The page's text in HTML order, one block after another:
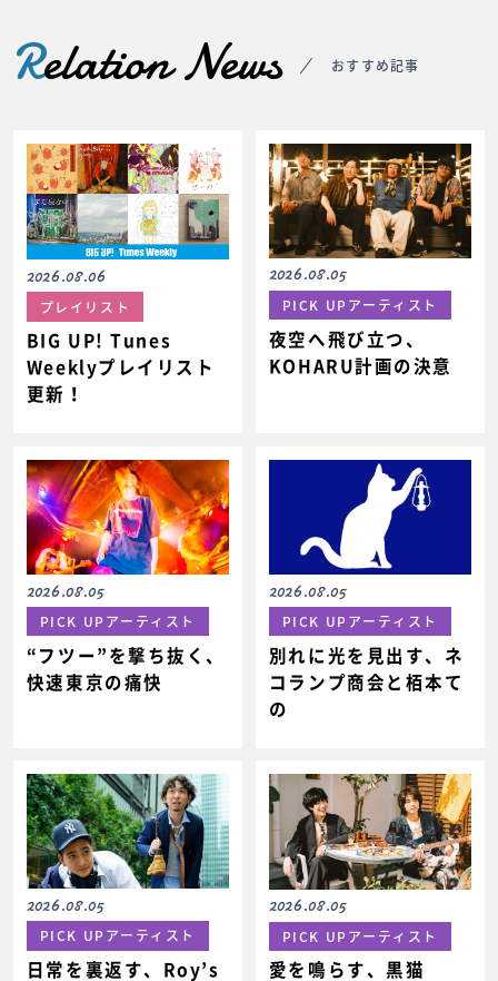
Relation News おすすめ記事
2026.08.06
プレイリスト
BIG UP! Tunes
Weeklyプレイリスト
更新！
2026.08.05
PICK UPアーティスト
夜空へ飛び立つ、
KOHARU計画の決意
2026.08.05
PICK UPアーティスト
“フツー”を撃ち抜く、
快速東京の痛快
2026.08.05
PICK UPアーティスト
別れに光を見出す、ネ
コランプ商会と栢本て
の
2026.08.05
PICK UPアーティスト
日常を裏返す、Roy’s
2026.08.05
PICK UPアーティスト
愛を鳴らす、黒猫